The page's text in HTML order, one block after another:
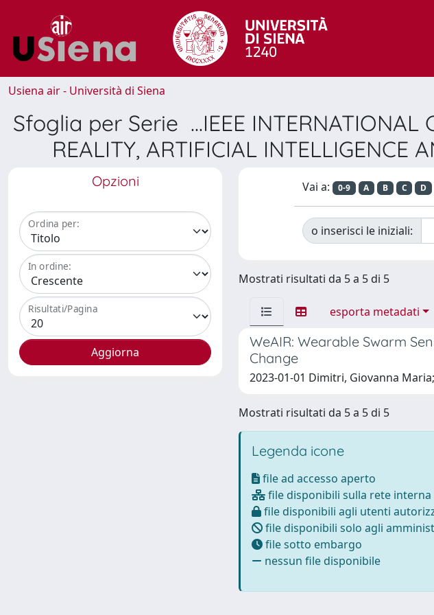
Usiena air - Università di Siena
Sfoglia per Serie ...IEEE INTERNATIONAL
REALITY, ARTIFICIAL INTELLIGENCE
Opzioni
Ordina per:
In ordine:
Risultati/Pagina
Vai a: 0-9 A B C D
o inserisci le iniziali:
Mostrati risultati da 5 a 5 di 5
esporta metadati
WeAIR: Wearable Swarm
Change
2023-01-01 Dimitri, Giovanna
Mostrati risultati da 5 a 5 di 5
Legenda icone
file ad accesso aperto
file disponibili sulla rete interna
file disponibili agli utenti
file disponibili solo agli
file sotto embargo
nessun file disponibile